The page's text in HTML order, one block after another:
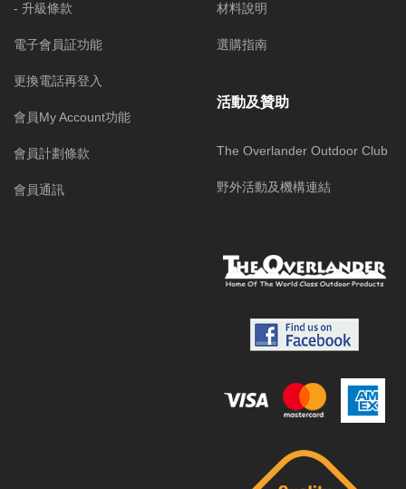
- 升級條款
電子會員証功能
更換電話再登入
會員My Account功能
會員計劃條款
會員通訊
材料說明
選購指南
活動及贊助
The Overlander Outdoor Club
野外活動及機構連結